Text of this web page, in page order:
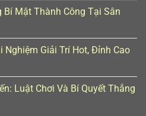
Bí Mật Thành Công Tại Sân
Nghiệm Giải Trí Hot, Đỉnh Cao
Luật Chơi Và Bí Quyết Thắng